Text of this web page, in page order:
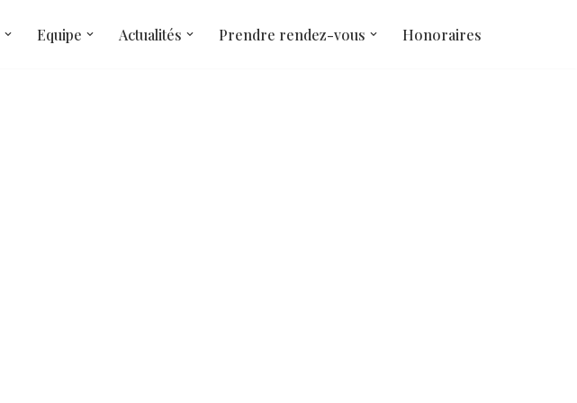
Equipe Actualités Prendre rendez-vous Honoraires